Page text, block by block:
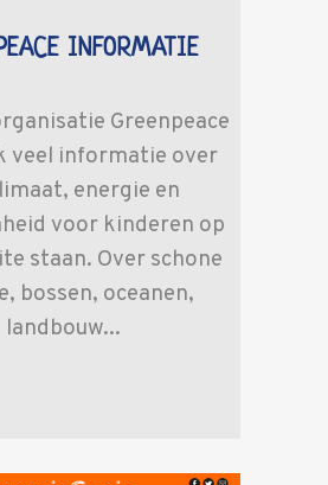
INFORMATIE
Greenpeace
veel informatie over
energie en
voor kinderen op
staan. Over schone
bossen, oceanen,
landbouw...